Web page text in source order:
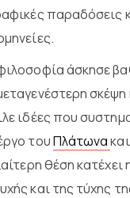
παραδόσεις
άσκησε
σκέψη
ιδέες που
τουΠλάτωνα
θέση
και της τύχης